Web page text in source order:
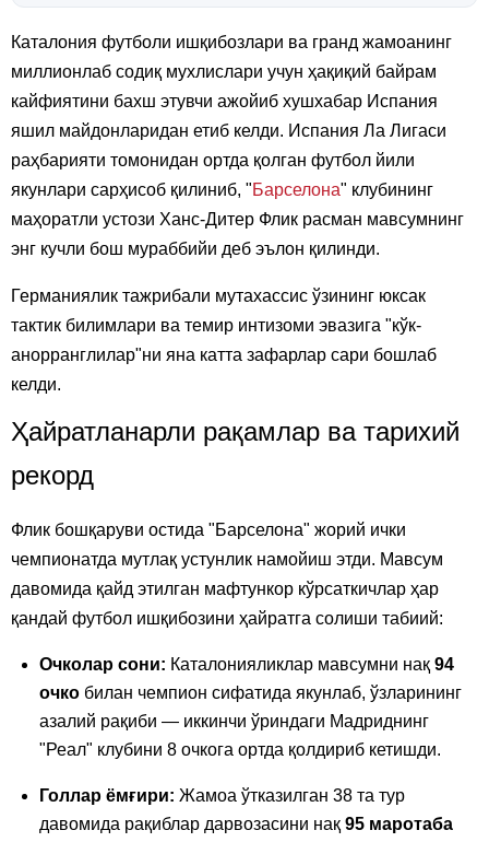
Каталония футболи ишқибозлари ва гранд жамоанинг
миллионлаб содиқ мухлислари учун ҳақиқий байрам
кайфиятини бахш этувчи ажойиб хушхабар Испания
яшил майдонларидан етиб келди. Испания Ла Лигаси
раҳбарияти томонидан ортда қолган футбол йили
якунлари сарҳисоб қилиниб, "Барселона" клубининг
маҳоратли устози Ханс-Дитер Флик расман мавсумнинг
энг кучли бош мураббийи деб эълон қилинди.
Германиялик тажрибали мутахассис ўзининг юксак
тактик билимлари ва темир интизоми эвазига "кўк-
анорранглилар"ни яна катта зафарлар сари бошлаб
келди.
Ҳайратланарли рақамлар ва тарихий
рекорд
Флик бошқаруви остида "Барселона" жорий ички
чемпионатда мутлақ устунлик намойиш этди. Мавсум
давомида қайд этилган мафтункор кўрсаткичлар ҳар
қандай футбол ишқибозини ҳайратга солиши табиий:
Очколар сони: Каталонияликлар мавсумни нақ 94
очко билан чемпион сифатида якунлаб, ўзларининг
азалий рақиби — иккинчи ўриндаги Мадриднинг
"Реал" клубини 8 очкога ортда қолдириб кетишди.
Голлар ёмғири: Жамоа ўтказилган 38 та тур
давомида рақиблар дарвозасини нақ 95 маротаба